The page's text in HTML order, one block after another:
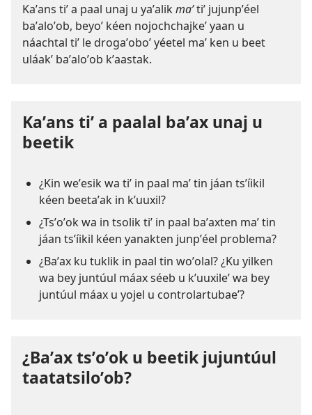
Kaʼans tiʼ a paal unaj u yaʼalikmaʼtiʼ jujunpʼéel
baʼaloʼob, beyoʼ kéen nojochchajkeʼ yaan u
náachtal tiʼ le drogaʼoboʼ yéetel maʼ ken u beet
uláakʼ baʼaloʼob kʼaastak.
Kaʼans tiʼ a paalal baʼax unaj u
beetik
¿Kin weʼesik wa tiʼ in paal maʼ tin jáan tsʼíikil
kéen beetaʼak in kʼuuxil?
¿Tsʼoʼok wa in tsolik tiʼ in paal baʼaxten maʼ tin
jáan tsʼíikil kéen yanakten junpʼéel problema?
¿Baʼax ku tuklik in paal tin woʼolal? ¿Ku yilken
wa bey juntúul máax séeb u kʼuuxileʼ wa bey
juntúul máax u yojel u controlartubaeʼ?
¿Baʼax tsʼoʼok u beetik jujuntúul
taatatsiloʼob?